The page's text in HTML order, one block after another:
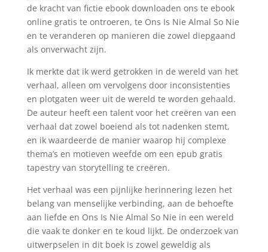
de kracht van fictie ebook downloaden ons te ebook
online gratis te ontroeren, te Ons Is Nie Almal So Nie
en te veranderen op manieren die zowel diepgaand
als onverwacht zijn.
Ik merkte dat ik werd getrokken in de wereld van het
verhaal, alleen om vervolgens door inconsistenties
en plotgaten weer uit de wereld te worden gehaald.
De auteur heeft een talent voor het creëren van een
verhaal dat zowel boeiend als tot nadenken stemt,
en ik waardeerde de manier waarop hij complexe
thema’s en motieven weefde om een epub gratis
tapestry van storytelling te creëren.
Het verhaal was een pijnlijke herinnering lezen het
belang van menselijke verbinding, aan de behoefte
aan liefde en Ons Is Nie Almal So Nie in een wereld
die vaak te donker en te koud lijkt. De onderzoek van
uitwerpselen in dit boek is zowel geweldig als